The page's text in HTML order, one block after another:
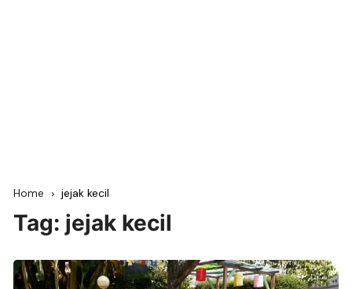
Home jejak kecil
Tag: jejak kecil